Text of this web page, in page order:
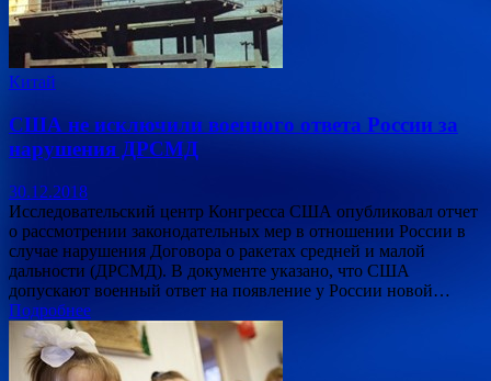
Китай
США не исключили военного ответа России за
нарушения ДРСМД
30.12.2018
Исследовательский центр Конгресса США опубликовал отчет
о рассмотрении законодательных мер в отношении России в
случае нарушения Договора о ракетах средней и малой
дальности (ДРСМД). В документе указано, что США
допускают военный ответ на появление у России новой…
Подробнее